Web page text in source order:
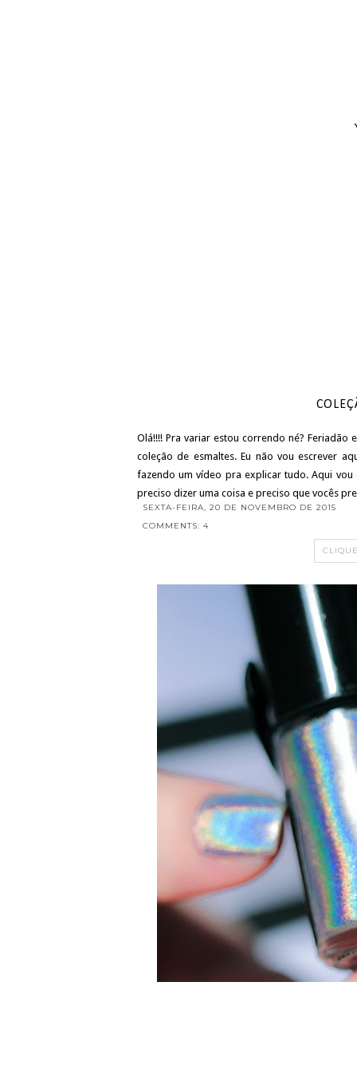
Olá!!!! Pra variar estou correndo né?
coleção de esmaltes. Eu não vou escrever
fazendo um vídeo pra explicar tudo. Aqui
preciso dizer uma coisa e preciso que vocês
SEXTA-FEIRA, 20 DE NOVEMBRO DE 2015
COMMENTS: 4